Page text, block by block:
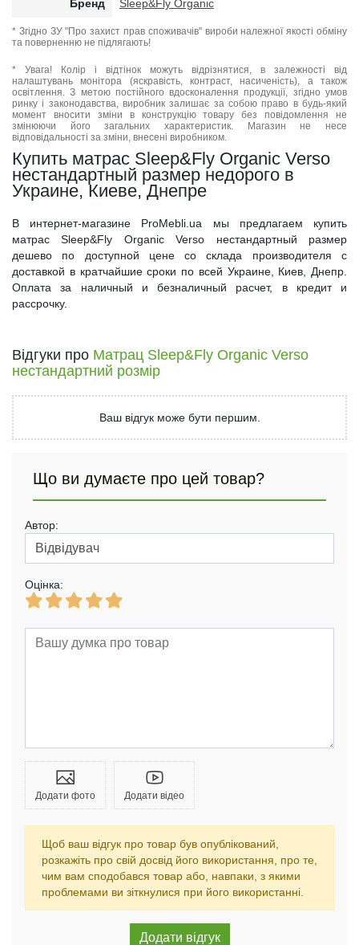
Бренд Sleep&Fly Organic
* Згідно ЗУ "Про захист прав споживачів" вироби належної якості обміну
та поверненню не підлягають!
* Увага! Колір і відтінок можуть відрізнятися, в залежності від
налаштувань монітора (яскравість, контраст, насиченість), а також
освітлення. З метою постійного вдосконалення продукції, згідно умов
ринку і законодавства, виробник залишає за собою право в будь-який
момент вносити зміни в конструкцію товару без повідомлення не
змінюючи його загальних характеристик. Магазин не несе
відповідальності за зміни, внесені виробником.
Купить матрас Sleep&Fly Organic Verso
нестандартный размер недорого в
Украине, Киеве, Днепре
В интернет-магазине ProMebli.ua мы предлагаем купить
матрас Sleep&Fly Organic Verso нестандартный размер
дешево по доступной цене со склада производителя с
доставкой в кратчайшие сроки по всей Украине, Киев, Днепр.
Оплата за наличный и безналичный расчет, в кредит и
рассрочку.
Відгуки про Матрац Sleep&Fly Organic Verso
нестандартний розмір
Ваш відгук може бути першим.
Що ви думаєте про цей товар?
Автор:
Оцінка:
Додати фото Додати відео
Щоб ваш відгук про товар був опублікований,
розкажіть про свій досвід його використання, про те,
чим вам сподобався товар або, навпаки, з якими
проблемами ви зіткнулися при його використанні.